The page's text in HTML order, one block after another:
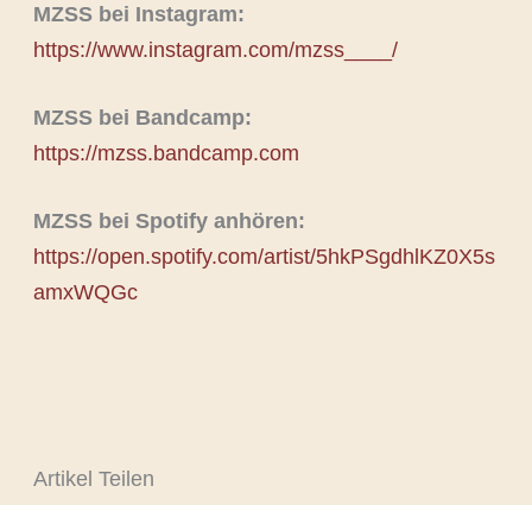
MZSS bei Instagram:
https://www.instagram.com/mzss____/
MZSS bei Bandcamp:
https://mzss.bandcamp.com
MZSS bei Spotify anhören:
https://open.spotify.com/artist/5hkPSgdhlKZ0X5s
amxWQGc
Artikel Teilen